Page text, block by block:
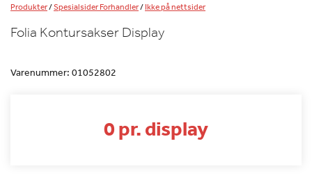
Produkter/Spesialsider Forhandler/Ikke på nettsider
Folia Kontursakser Display
Varenummer: 01052802
0 pr. display